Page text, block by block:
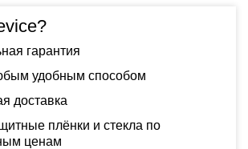
гарантия
удобным способом
доставка
плёнки и стекла по
ценам